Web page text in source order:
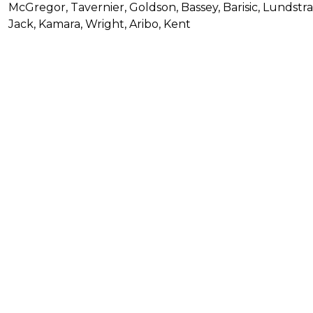
McGregor, Tavernier, Goldson, Bassey, Barisic,
Jack, Kamara, Wright, Aribo, Kent